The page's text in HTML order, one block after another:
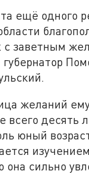
ещё одного
заветным
желаний
всего десять
юный
она сильно